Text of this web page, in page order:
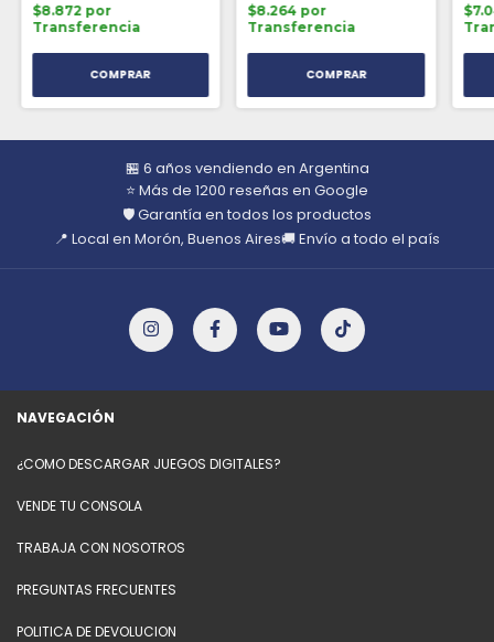
$8.872 por
Transferencia
$8.264 por
Transferencia
🏪 6 años vendiendo en Argentina
⭐ Más de 1200 reseñas en Google
🛡️ Garantía en todos los productos
📍 Local en Morón, Buenos Aires🚚 Envío a todo el país
NAVEGACIÓN
¿COMO DESCARGAR JUEGOS DIGITALES?
VENDE TU CONSOLA
TRABAJA CON NOSOTROS
PREGUNTAS FRECUENTES
POLITICA DE DEVOLUCION